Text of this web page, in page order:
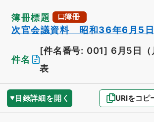
簿冊標題 簿冊
次官会議資料 昭和36年6月5日
件名
[件名番号: 001] 6月5日（
表
目録詳細を開く URIをコピ